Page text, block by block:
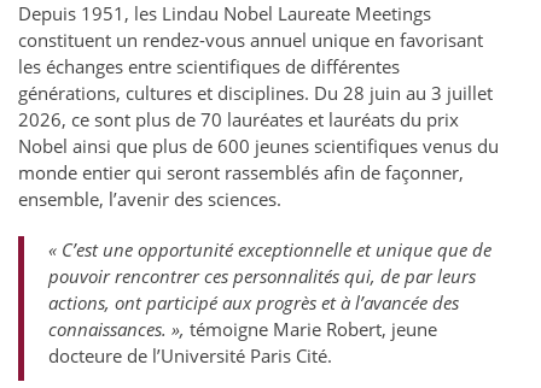
Depuis 1951, les Lindau Nobel Laureate Meetings
constituent un rendez-vous annuel unique en favorisant
les échanges entre scientifiques de différentes
générations, cultures et disciplines. Du 28 juin au 3 juillet
2026, ce sont plus de 70 lauréates et lauréats du prix
Nobel ainsi que plus de 600 jeunes scientifiques venus du
monde entier qui seront rassemblés afin de façonner,
ensemble, l’avenir des sciences.
« C’est une opportunité exceptionnelle et unique que de
pouvoir rencontrer ces personnalités qui, de par leurs
actions, ont participé aux progrès et à l’avancée des
connaissances. », témoigne Marie Robert, jeune
docteure de l’Université Paris Cité.